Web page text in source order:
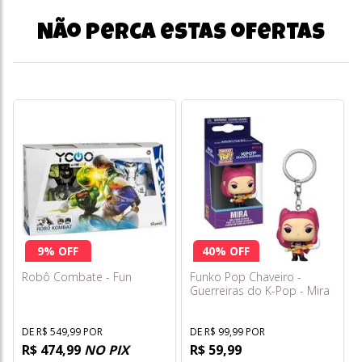
Não perca estas ofertas
9% OFF
Robô Combate - Fun
DE R$ 549,99 POR
R$ 474,99 NO PIX
40% OFF
Funko Pop Chaveiro -
Guerreiras do K-Pop - Mira
DE R$ 99,99 POR
R$ 59,99